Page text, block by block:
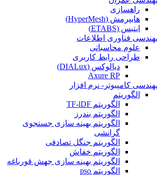
راهسازی
هایپرمش (HyperMesh)
ایتبس (ETABS)
فناوری اطلاعات
علوم محاسباتی
طراحی رابط کاربری
دیالوکس (DIALux)
Axure RP
کامپیوتر- نرم افزار
الگوریتم
الگوریتم TF-lDF
الگوریتم بندرز
الگوریتم بهینه سازی جستجوی
گرانشی
الگوریتم جنگل تصادفی
الگوریتم خفاش
الگوریتم بهینه سازی جهش قورباغه
الگوریتم pso